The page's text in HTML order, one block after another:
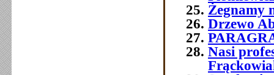
Żegnamy
Drzewo
Nasi